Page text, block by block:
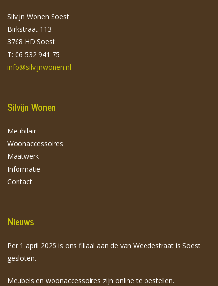
Silvijn Wonen Soest
Birkstraat 113
3768 HD Soest
T: 06 532 941 75
info@silvijnwonen.nl
Silvijn Wonen
Meubilair
Woonaccessoires
Maatwerk
Informatie
Contact
Nieuws
Per 1 april 2025 is ons filiaal aan de van Weedestraat is Soest
gesloten.
Meubels en woonaccessoires zijn online te bestellen.